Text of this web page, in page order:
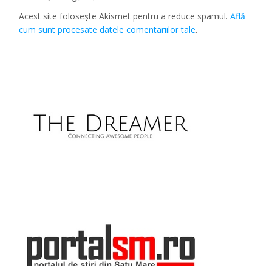
Acest site folosește Akismet pentru a reduce spamul.Află
cum sunt procesate datele comentariilor tale.